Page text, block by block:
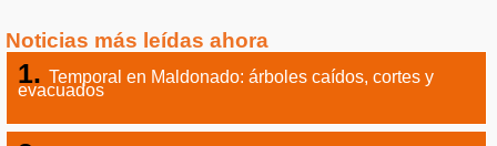
Noticias más leídas ahora
Temporal en Maldonado: árboles caídos, cortes y
evacuados